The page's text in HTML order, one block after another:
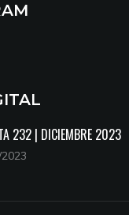
232 | DICIEMBRE 2023